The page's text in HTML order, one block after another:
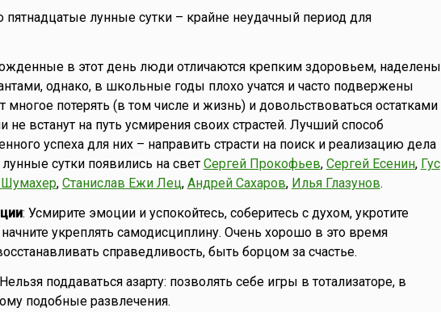
пятнадцатые лунные сутки – крайне неудачный период для
в этот день люди отличаются крепким здоровьем, наделены
однако, в школьные годы плохо учатся и часто подвержены
многое потерять (в том числе и жизнь) и довольствоваться остатками
не встанут на путь усмирения своих страстей. Лучший способ
успеха для них – направить страсти на поиск и реализацию дела
сутки появились на свет Сергей Прокофьев, Сергей Есенин, Гус
, Станислав Ежи Лец, Андрей Сахаров, Илья Глазунов.
: Усмирите эмоции и успокойтесь, соберитесь с духом, укротите
укреплять самодисциплину. Очень хорошо в это время
справедливость, быть борцом за счастье.
поддаваться азарту: позволять себе игры в тотализаторе, в
подобные развлечения.